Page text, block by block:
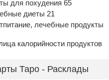
для похудения 65
диеты 21
лечебные продукты
калорийности продуктов
Таро - Расклады